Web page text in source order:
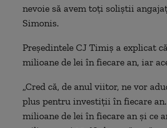
nevoie să avem toţi soliştii
Simonis.
Preşedintele CJ Timiş a explicat
milioane de lei în fiecare an, iar
„Cred că, de anul viitor, ne vor
plus pentru investiţii în fiecare
milioane de lei în fiecare an şi ce